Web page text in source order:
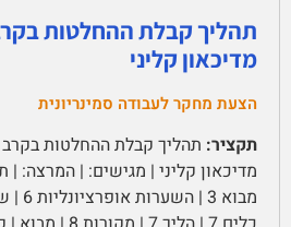
תהליך קבלת ההחלטות
מדיכאון קליני
הצעת מחקר לעבודה סמינריונית
תקציר: תהליך קבלת ההחלטות
מדיכאון קליני | מגישים: | המרצה: |